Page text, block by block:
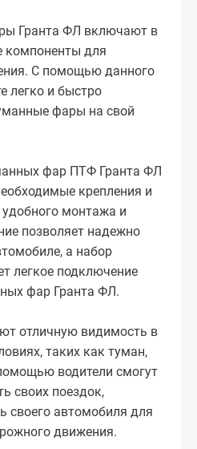
Гранта ФЛ включают в
компоненты для
С помощью данного
легко и быстро
фары на свой
фар ПТФ Гранта ФЛ
крепления и
монтажа и
позволяет надежно
а набор
легкое подключение
фар Гранта ФЛ.
отличную видимость в
таких как туман,
водители смогут
своих поездок,
своего автомобиля для
движения.